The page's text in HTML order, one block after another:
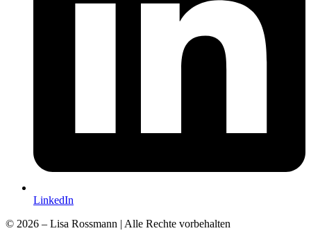
LinkedIn
© 2026 – Lisa Rossmann | Alle Rechte vorbehalten